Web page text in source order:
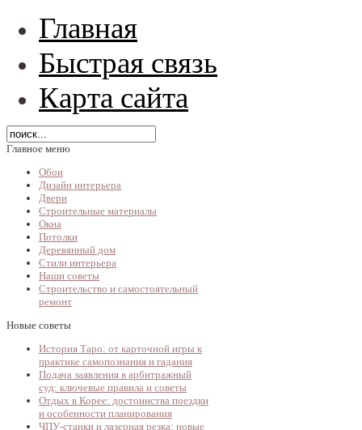
Главная
Быстрая связь
Карта сайта
Главное меню
Обои
Дизайн интерьера
Двери
Строительные материалы
Окна
Потолки
Деревянный дом
Стили интерьера
Наши советы
Строительство и самостоятельный
ремонт
Новые советы
История Таро: от карточной игры к
практике самопознания и гадания
Подача заявления в арбитражный
суд: ключевые правила и советы
Отдых в Корее: достоинства поездки
и особенности планирования
ЧПУ-станки и лазерная резка: новые